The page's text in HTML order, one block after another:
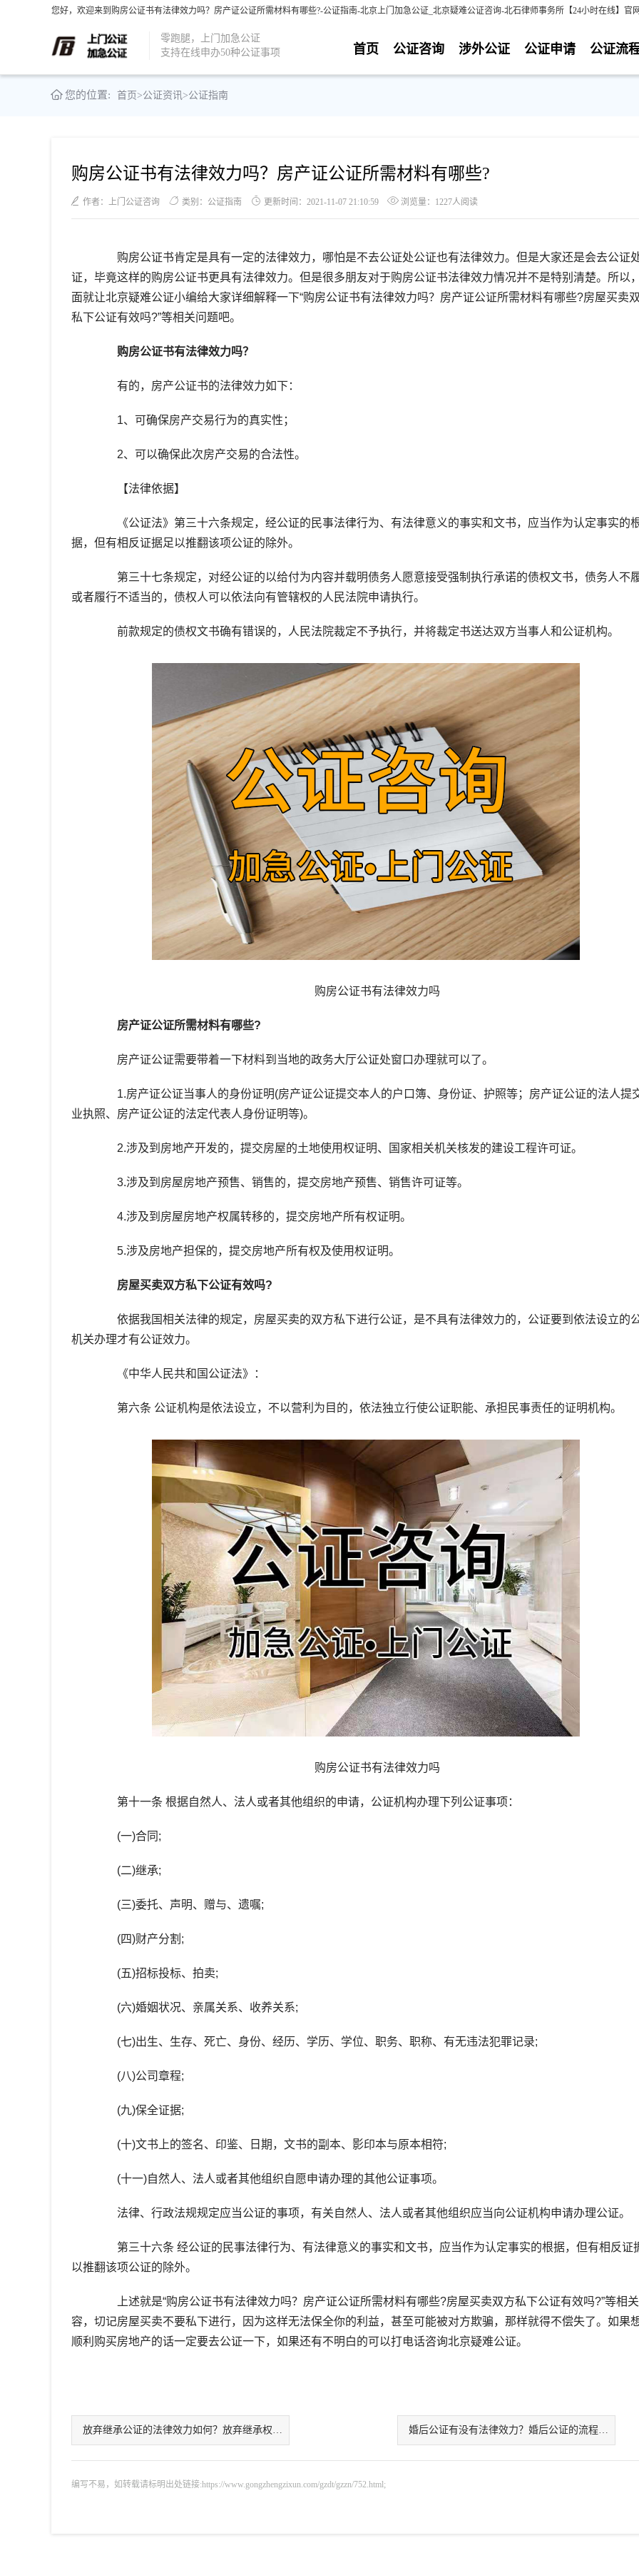
您好，欢迎来到购房公证书有法律效力吗？房产证公证所需材料有哪些?-公证指南-北京上门加急公证_北京疑难公证咨询-北石律师事务所【24小时在线】官
零跑腿，上门加急公证
支持在线申办50种公证事项
公证流
公证申请
涉外公证
公证咨询
首页
您的位置: 首页>公证资讯>公证指南
购房公证书有法律效力吗？房产证公证所需材料有哪些?
作者：上门公证咨询 类别：公证指南 更新时间：2021-11-07 21:10:59 浏览量：1227人阅读
购房公证书肯定是具有一定的法律效力，哪怕是不去公证处公证也有法律效力。但是大家还是会去公证
证，毕竟这样的购房公证书更具有法律效力。但是很多朋友对于购房公证书法律效力情况并不是特别清楚。所以
面就让北京疑难公证小编给大家详细解释一下“购房公证书有法律效力吗？房产证公证所需材料有哪些?房屋买卖
私下公证有效吗?”等相关问题吧。
购房公证书有法律效力吗？
有的，房产公证书的法律效力如下：
1、可确保房产交易行为的真实性；
2、可以确保此次房产交易的合法性。
【法律依据】
《公证法》第三十六条规定，经公证的民事法律行为、有法律意义的事实和文书，应当作为认定事实的
据，但有相反证据足以推翻该项公证的除外。
第三十七条规定，对经公证的以给付为内容并载明债务人愿意接受强制执行承诺的债权文书，债务人不
或者履行不适当的，债权人可以依法向有管辖权的人民法院申请执行。
前款规定的债权文书确有错误的，人民法院裁定不予执行，并将裁定书送达双方当事人和公证机构。
购房公证书有法律效力吗
房产证公证所需材料有哪些?
房产证公证需要带着一下材料到当地的政务大厅公证处窗口办理就可以了。
1.房产证公证当事人的身份证明(房产证公证提交本人的户口簿、身份证、护照等；房产证公证的法人提
业执照、房产证公证的法定代表人身份证明等)。
2.涉及到房地产开发的，提交房屋的土地使用权证明、国家相关机关核发的建设工程许可证。
3.涉及到房屋房地产预售、销售的，提交房地产预售、销售许可证等。
4.涉及到房屋房地产权属转移的，提交房地产所有权证明。
5.涉及房地产担保的，提交房地产所有权及使用权证明。
房屋买卖双方私下公证有效吗?
依据我国相关法律的规定，房屋买卖的双方私下进行公证，是不具有法律效力的，公证要到依法设立的
机关办理才有公证效力。
《中华人民共和国公证法》：
第六条 公证机构是依法设立，不以营利为目的，依法独立行使公证职能、承担民事责任的证明机构。
购房公证书有法律效力吗
第十一条 根据自然人、法人或者其他组织的申请，公证机构办理下列公证事项：
(一)合同;
(二)继承;
(三)委托、声明、赠与、遗嘱;
(四)财产分割;
(五)招标投标、拍卖;
(六)婚姻状况、亲属关系、收养关系;
(七)出生、生存、死亡、身份、经历、学历、学位、职务、职称、有无违法犯罪记录;
(八)公司章程;
(九)保全证据;
(十)文书上的签名、印鉴、日期，文书的副本、影印本与原本相符;
(十一)自然人、法人或者其他组织自愿申请办理的其他公证事项。
法律、行政法规规定应当公证的事项，有关自然人、法人或者其他组织应当向公证机构申请办理公证。
第三十六条 经公证的民事法律行为、有法律意义的事实和文书，应当作为认定事实的根据，但有相反证
以推翻该项公证的除外。
上述就是“购房公证书有法律效力吗？房产证公证所需材料有哪些?房屋买卖双方私下公证有效吗?”等相
容，切记房屋买卖不要私下进行，因为这样无法保全你的利益，甚至可能被对方欺骗，那样就得不偿失了。如果
顺利购买房地产的话一定要去公证一下，如果还有不明白的可以打电话咨询北京疑难公证。
放弃继承公证的法律效力如何？放弃继承权怎么进行公证？ 婚后公证有没有法律效力？婚后公证的流程是什么样的？
编写不易，如转载请标明出处链接:https://www.gongzhengzixun.com/gzdt/gzzn/752.html;